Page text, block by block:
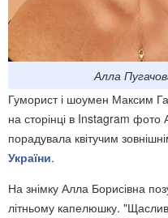
Алла
Гуморист і шоумен Максим
на сторінці в Instagram фото
порадувала квітучим
України.
На знімку Алла Борисівна
літньому капелюшку.